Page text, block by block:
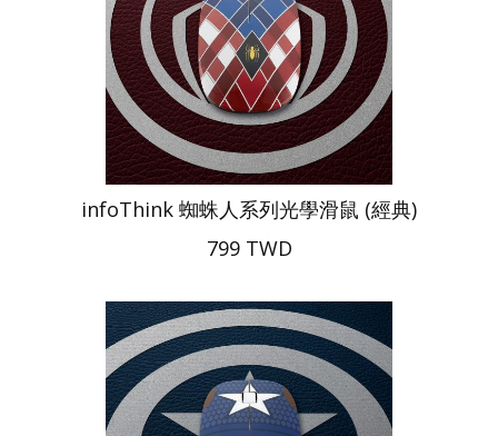
infoThink 蜘蛛人系列光學滑鼠 (經典)
799 TWD